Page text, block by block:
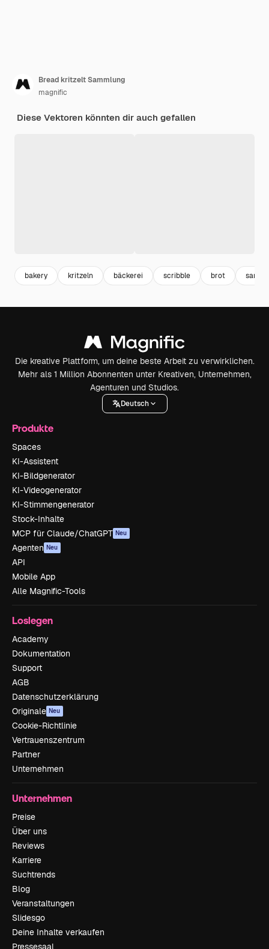
Bread kritzelt Sammlung
magnific
Diese Vektoren könnten dir auch gefallen
bakery kritzeln bäckerei scribble brot
Die kreative Plattform, um deine beste Arbeit zu verwirklichen.
Mehr als 1 Million Abonnenten unter Kreativen, Unternehmen,
Agenturen und Studios.
Deutsch
Produkte
Spaces
KI-Assistent
KI-Bildgenerator
KI-Videogenerator
KI-Stimmengenerator
Stock-Inhalte
MCP für Claude/ChatGPT Neu
Agenten Neu
API
Mobile App
Alle Magnific-Tools
Loslegen
Academy
Dokumentation
Support
AGB
Datenschutzerklärung
Originale Neu
Cookie-Richtlinie
Vertrauenszentrum
Partner
Unternehmen
Unternehmen
Preise
Über uns
Reviews
Karriere
Suchtrends
Blog
Veranstaltungen
Slidesgo
Deine Inhalte verkaufen
Pressesaal